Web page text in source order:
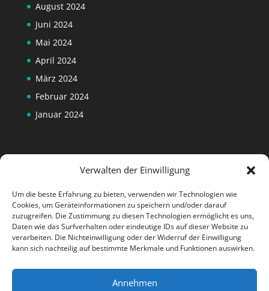
Verwalten der Einwilligung
Um die beste Erfahrung zu bieten, verwenden wir Technologien wie
Cookies, um Geräteinformationen zu speichern und/oder darauf
zuzugreifen. Die Zustimmung zu diesen Technologien ermöglicht es uns,
Daten wie das Surfverhalten oder eindeutige IDs auf dieser Website zu
verarbeiten. Die Nichteinwilligung oder der Widerruf der Einwilligung
kann sich nachteilig auf bestimmte Merkmale und Funktionen auswirken.
Annehmen
August 2024
Juni 2024
Mai 2024
April 2024
März 2024
Februar 2024
Januar 2024